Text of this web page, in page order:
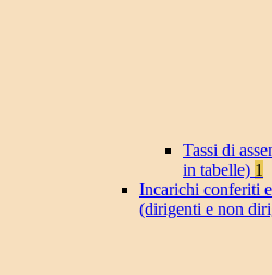
Tassi di
in tabelle) 1
Incarichi conferiti
(dirigenti e non